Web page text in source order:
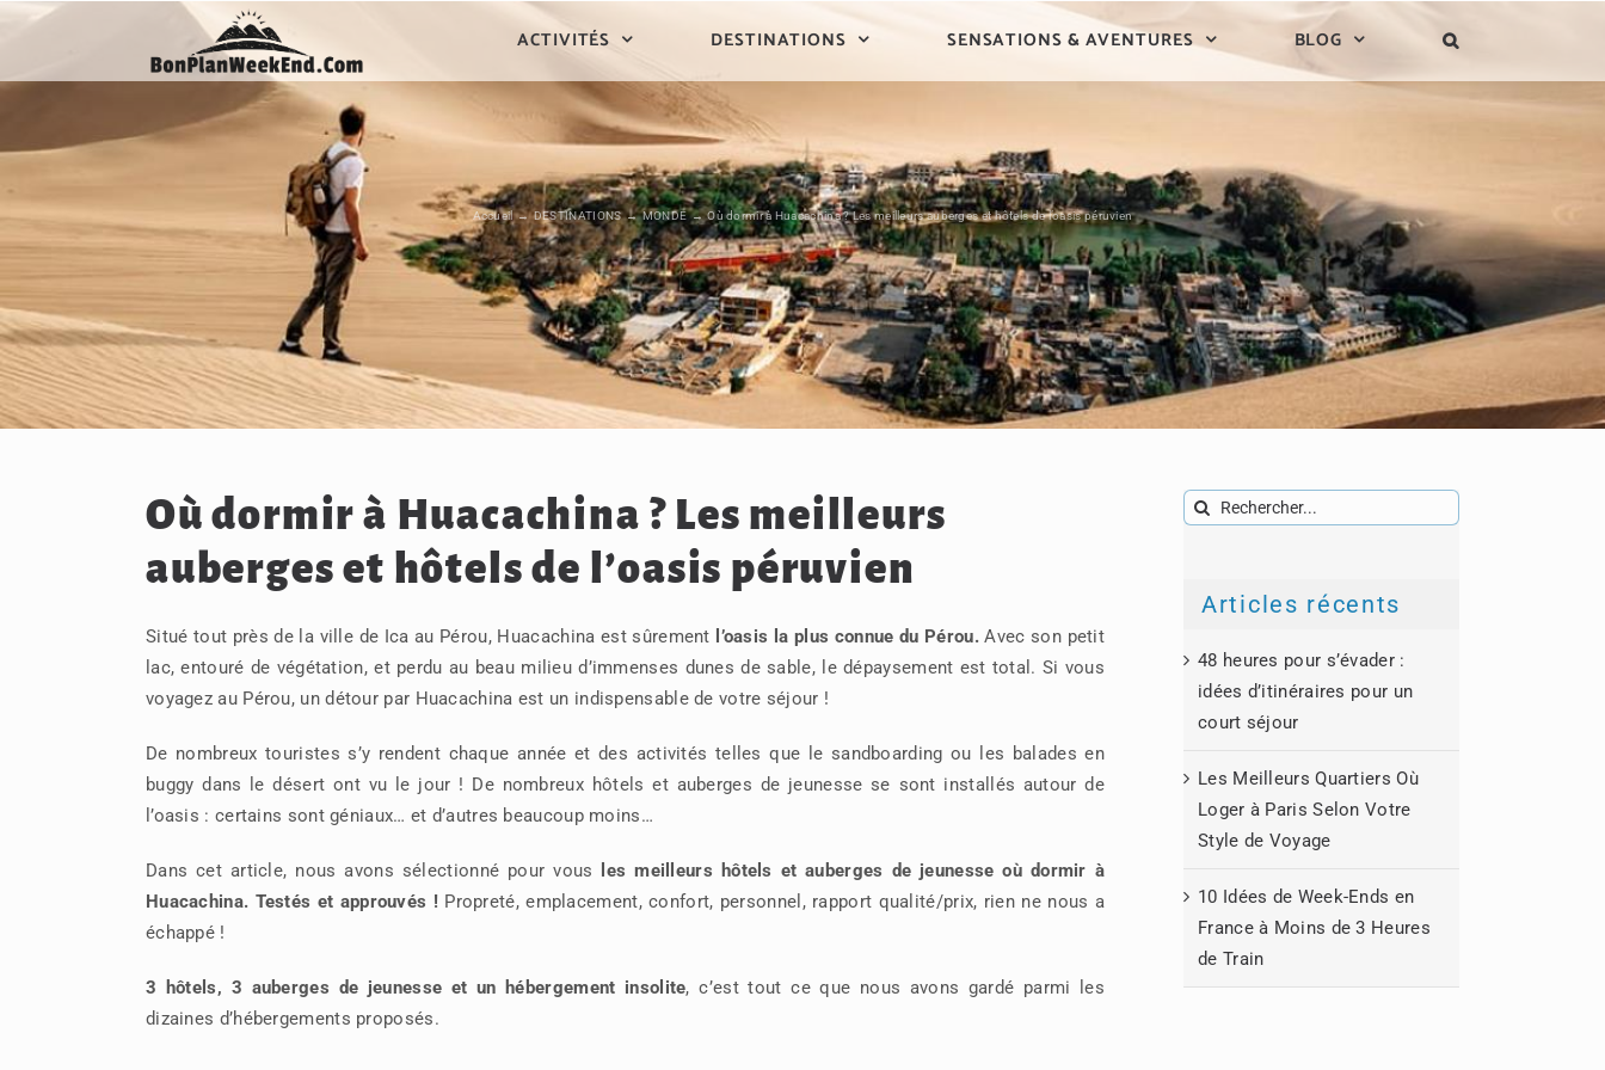
Passer
contenu
ACTIVITÉS DESTINATIONS SENSATIONS & AVENTURES BLOG
Accueil DESTINATIONS MONDE Où dormir à Huacachina ? Les meilleurs auberges et hôtels de l’oasis péruvien
Où dormir à Huacachina ? Les meilleurs
auberges et hôtels de l’oasis péruvien
Situé tout près de la ville de Ica au Pérou, Huacachina est sûrement l’oasis la plus connue du Pérou.Avec son petit
lac, entouré de végétation, et perdu au beau milieu d’immenses dunes de sable, le dépaysement est total. Si vous
voyagez au Pérou, un détour par Huacachina est un indispensable de votre séjour !
De nombreux touristes s’y rendent chaque année et des activités telles que le sandboarding ou les balades en
buggy dans le désert ont vu le jour ! De nombreux hôtels et auberges de jeunesse se sont installés autour de
l’oasis : certains sont géniaux… et d’autres beaucoup moins…
Dans cet article, nous avons sélectionné pour vous
les meilleurs hôtels et auberges de jeunesse où dormir à
Huacachina. Testés et approuvés !Propreté, emplacement, confort, personnel, rapport qualité/prix, rien ne nous a
échappé !
3 hôtels, 3 auberges de jeunesse et un hébergement insolite, c’est tout ce que nous avons gardé parmi les
dizaines d’hébergements proposés.
Rechercher:
Articles récents
48 heures pour s’évader :
idées d’itinéraires pour un
court séjour
Les Meilleurs Quartiers Où
Loger à Paris Selon Votre
Style de Voyage
10 Idées de Week-Ends en
France à Moins de 3 Heures
de Train